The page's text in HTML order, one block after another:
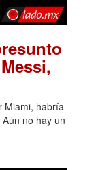
Miami, habría
no hay un